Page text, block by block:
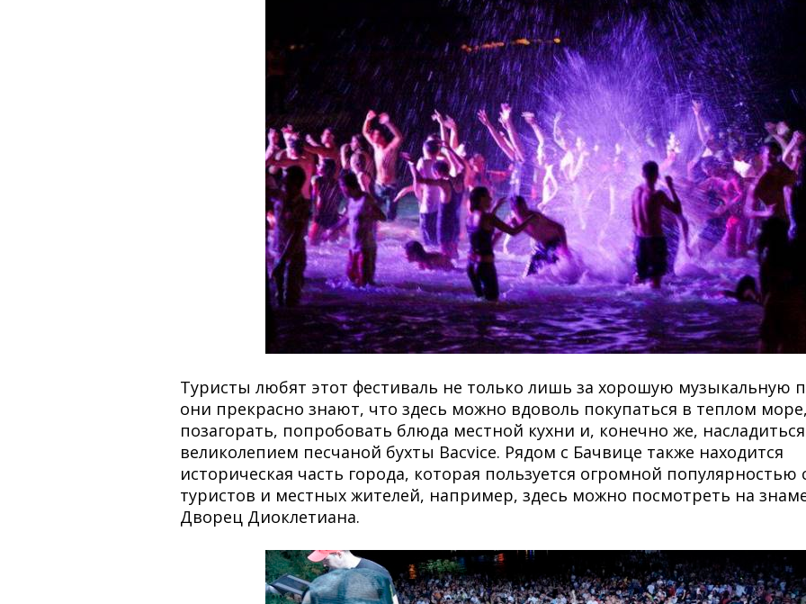
Туристы любят этот фестиваль не только лишь за хорошую музыкальную
они прекрасно знают, что здесь можно вдоволь покупаться в теплом
позагорать, попробовать блюда местной кухни и, конечно же,
великолепием песчаной бухты Bacvice. Рядом с Бачвице также находится
историческая часть города, которая пользуется огромной популярностью
туристов и местных жителей, например, здесь можно посмотреть на
Дворец Диоклетиана.